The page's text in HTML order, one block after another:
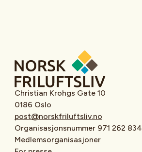
Christian Krohgs Gate 10
0186 Oslo
post@norskfriluftsliv.no
Organisasjonsnummer 971 262 834
Medlemsorganisasjoner